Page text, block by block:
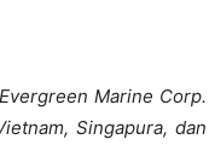
Marine Corp.
Singapura, dan